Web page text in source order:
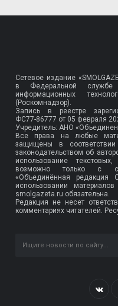
Сетевое издание
в Федеральной
информационных
(Роскомнадзор).
Запись в реестре
ФС77-86777 от 05 февраля
Учредитель: АНО
Все права на любые
защищены в
законодательством об
использование
возможно только с
«Объединённая
использовании
smolgazeta.ru обязательна.
Редакция не несет
комментариях читателей.